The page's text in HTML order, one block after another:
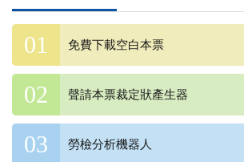
免費下載空白本票
聲請本票裁定狀產生器
勞檢分析機器人